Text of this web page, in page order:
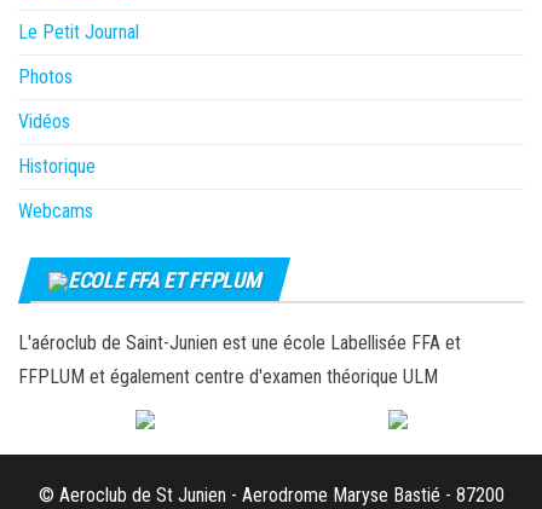
Le Petit Journal
Photos
Vidéos
Historique
Webcams
ECOLE FFA ET FFPLUM
L'aéroclub de Saint-Junien est une école Labellisée FFA et
FFPLUM et également centre d'examen théorique ULM
© Aeroclub de St Junien - Aerodrome Maryse Bastié - 87200